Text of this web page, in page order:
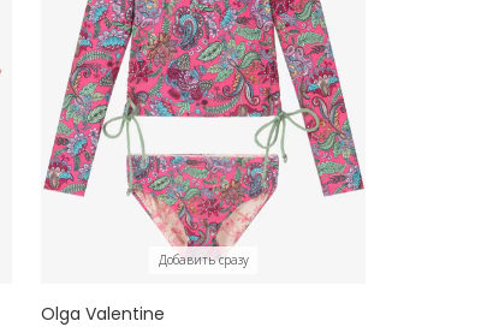
Добавить сразу
Olga Valentine